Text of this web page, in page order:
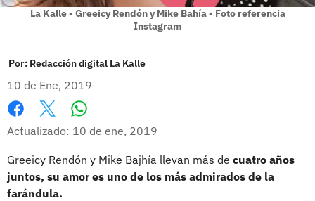
La Kalle - Greeicy Rendón y Mike Bahía - Foto referencia
Instagram
Por: Redacción digital La Kalle
10 de Ene, 2019
Facebook
X
Actualizado: 10 de ene, 2019
Greeicy Rendón y Mike Bajhía llevan más de cuatro años
juntos, su amor es uno de los más admirados de la
farándula.